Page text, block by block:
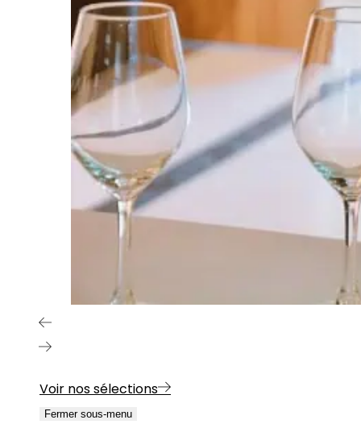
Voir nos sélections
Fermer sous-menu